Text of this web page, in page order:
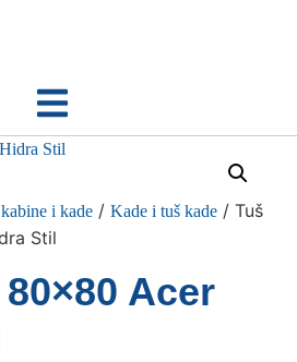
i kade / Kade i tuš kade / Tuš
Stil
Acer